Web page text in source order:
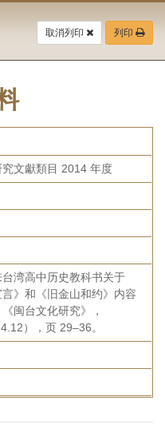
取消列印 列印
文獻類目 2014 年度
台湾高中历史教科书关于
言》和《旧金山和约》内容
闽台文化研究》，
），页 29–36。